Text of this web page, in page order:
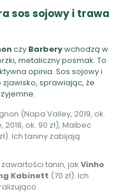
sos sojowy i trawa
czy Barberywchodzą w
metaliczny posmak. To
opinia. Sos sojowy i
sprawiając, że
(Napa Valley, 2019, ok.
ok. 90 zł), Malbec
Ich taniny zabijają
tanin, jak Vinho
Kabinett (70 zł). Ich